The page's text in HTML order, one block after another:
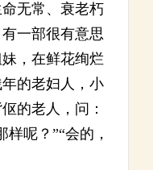
无常、衰老朽
一部很有意思
，在鲜花绚烂
的老妇人，小
的老人，问：
呢？”“会的，